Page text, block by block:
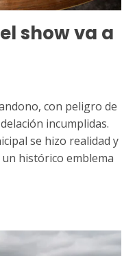
show va a
con peligro de
incumplidas.
se hizo realidad y
histórico emblema